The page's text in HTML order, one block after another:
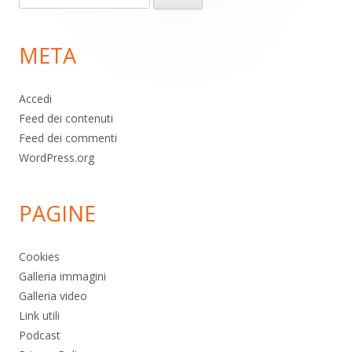
pagina
per:
META
Accedi
Feed dei contenuti
Feed dei commenti
WordPress.org
PAGINE
Cookies
Galleria immagini
Galleria video
Link utili
Podcast